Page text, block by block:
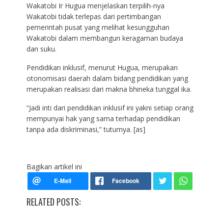
Wakatobi Ir Hugua menjelaskan terpilih-nya
Wakatobi tidak terlepas dari pertimbangan
pemerintah pusat yang melihat kesungguhan
Wakatobi dalam membangun keragaman budaya
dan suku.
Pendidikan inklusif, menurut Hugua, merupakan
otonomisasi daerah dalam bidang pendidikan yang
merupakan realisasi dari makna bhineka tunggal ika.
“Jadi inti dari pendidikan inklusif ini yakni setiap orang
mempunyai hak yang sama terhadap pendidikan
tanpa ada diskriminasi,” tuturnya. [as]
Bagikan artikel ini
RELATED POSTS: